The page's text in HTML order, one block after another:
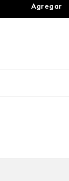
Agregar